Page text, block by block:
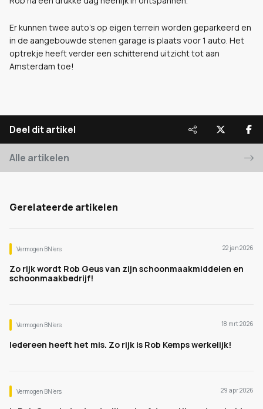
Er kunnen twee auto's op eigen terrein worden geparkeerd en
in de aangebouwde stenen garage is plaats voor 1 auto. Het
optrekje heeft verder een schitterend uitzicht tot aan
Amsterdam toe!
Deel dit artikel
Alle artikelen
Gerelateerde artikelen
Vermogen BN’ers 22 jan 2026
Zo rijk wordt Rob Geus van zijn schoonmaakmiddelen en
schoonmaakbedrijf!
Vermogen BN’ers 18 mrt 2026
Iedereen heeft het mis. Zo rijk is Rob Kemps werkelijk!
Vermogen BN’ers 29 apr 2026